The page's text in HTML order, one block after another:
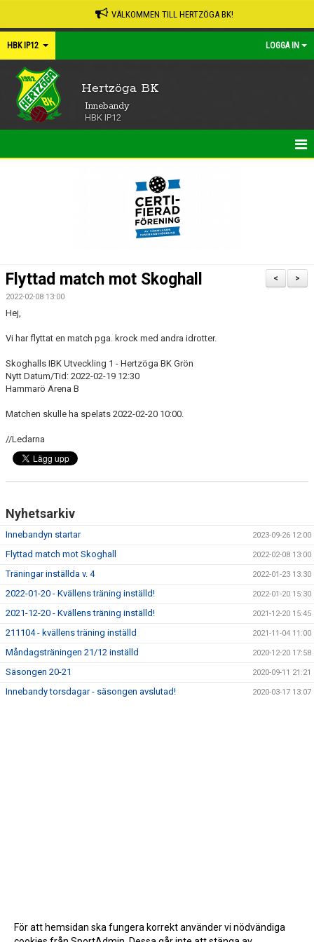
VÄLKOMMEN TILL HERTZÖGA BK!
HBK IP12 LOGGA IN
Hertzöga BK
Innebandy
HBK IP12
TRUPPEN
KONTAKT
>
<
Flyttad match mot Skoghall
2022-02-08 13:00
Hej,
Vi har flyttat en match pga. krock med andra idrotter.
Skoghalls IBK Utveckling 1 - Hertzöga BK Grön
Nytt Datum/Tid: 2022-02-19 12:30
Hammarö Arena B
Matchen skulle ha spelats 2022-02-20 10:00.
//Ledarna
Nyhetsarkiv
Innebandyn startar 2023-09-26 12:00
Flyttad match mot Skoghall 2022-02-08 13:00
Träningar inställda v. 4 2022-01-23 13:30
2022-01-20 - Kvällens träning inställd! 2022-01-20 15:30
2021-12-20 - Kvällens träning inställd! 2021-12-20 15:45
211104 - kvällens träning inställd 2021-11-04 11:00
Måndagsträningen 21/12 inställd 2020-12-20 17:58
Säsongen 20-21 2020-09-11 21:21
Innebandy torsdagar - säsongen avslutad! 2020-03-17 13:07
För att hemsidan ska fungera korrekt använder vi nödvändiga